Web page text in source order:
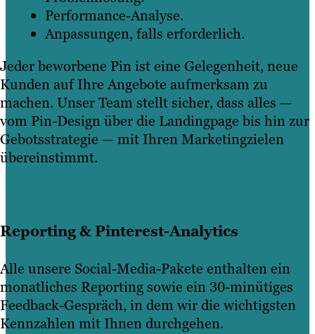
Performance-Analyse.
Anpassungen, falls erforderlich.
Jeder beworbene Pin ist eine Gelegenheit, neue
Kunden auf Ihre Angebote aufmerksam zu
machen. Unser Team stellt sicher, dass alles —
vom Pin-Design über die Landingpage bis hin zur
Gebotsstrategie — mit Ihren Marketingzielen
übereinstimmt.
Reporting & Pinterest-Analytics
Alle unsere Social-Media-Pakete enthalten ein
monatliches Reporting sowie ein 30-minütiges
Feedback-Gespräch, in dem wir die wichtigsten
Kennzahlen mit Ihnen durchgehen.